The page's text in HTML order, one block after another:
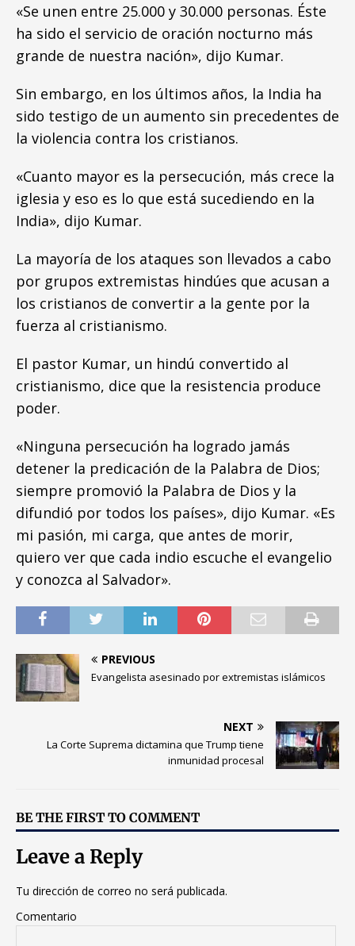
«Se unen entre 25.000 y 30.000 personas. Éste
ha sido el servicio de oración nocturno más
grande de nuestra nación», dijo Kumar.
Sin embargo, en los últimos años, la India ha
sido testigo de un aumento sin precedentes de
la violencia contra los cristianos.
«Cuanto mayor es la persecución, más crece la
iglesia y eso es lo que está sucediendo en la
India», dijo Kumar.
La mayoría de los ataques son llevados a cabo
por grupos extremistas hindúes que acusan a
los cristianos de convertir a la gente por la
fuerza al cristianismo.
El pastor Kumar, un hindú convertido al
cristianismo, dice que la resistencia produce
poder.
«Ninguna persecución ha logrado jamás
detener la predicación de la Palabra de Dios;
siempre promovió la Palabra de Dios y la
difundió por todos los países», dijo Kumar. «Es
mi pasión, mi carga, que antes de morir,
quiero ver que cada indio escuche el evangelio
y conozca al Salvador».
PREVIOUS
Evangelista asesinado por extremistas islámicos
NEXT
La Corte Suprema dictamina que Trump tiene
inmunidad procesal
BE THE FIRST TO COMMENT
Leave a Reply
Tu dirección de correo no será publicada.
Comentario